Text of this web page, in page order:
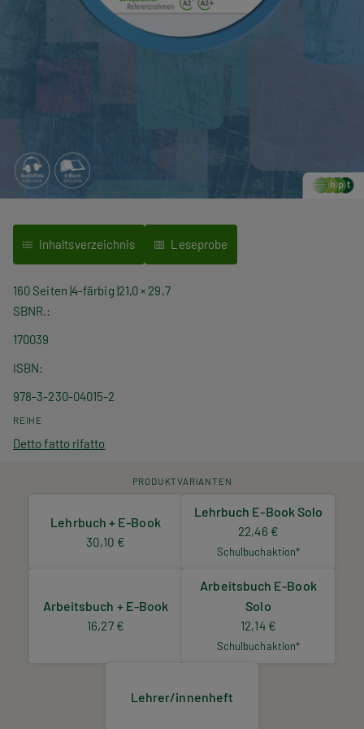
Inhaltsverzeichnis Leseprobe
160 Seiten 4-färbig 21,0 × 29,7
SBNR.
170039
ISBN
978-3-230-04015-2
REIHE
Detto fatto rifatto
PRODUKTVARIANTEN
Lehrbuch + E-Book
30,10 €
Lehrbuch E-Book Solo
22,46 €
Schulbuchaktion*
Arbeitsbuch + E-Book
16,27 €
Arbeitsbuch E-Book
Solo
12,14 €
Schulbuchaktion*
Lehrer/innenheft